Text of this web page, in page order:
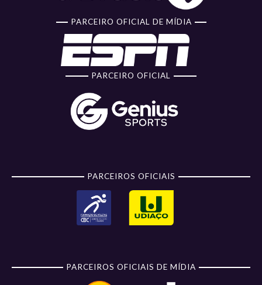
PARCEIRO OFICIAL DE MÍDIA
PARCEIRO OFICIAL
PARCEIROS OFICIAIS
PARCEIROS OFICIAIS DE MÍDIA